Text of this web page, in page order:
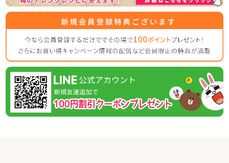
【休業日】
5月2日(土曜日) ～ 5月6日（水曜日）
【平常通り営業】
5月7日(木曜日) ～
休業日後は、大変混雑が予想されますのであらかじめのご注
2026/02/01